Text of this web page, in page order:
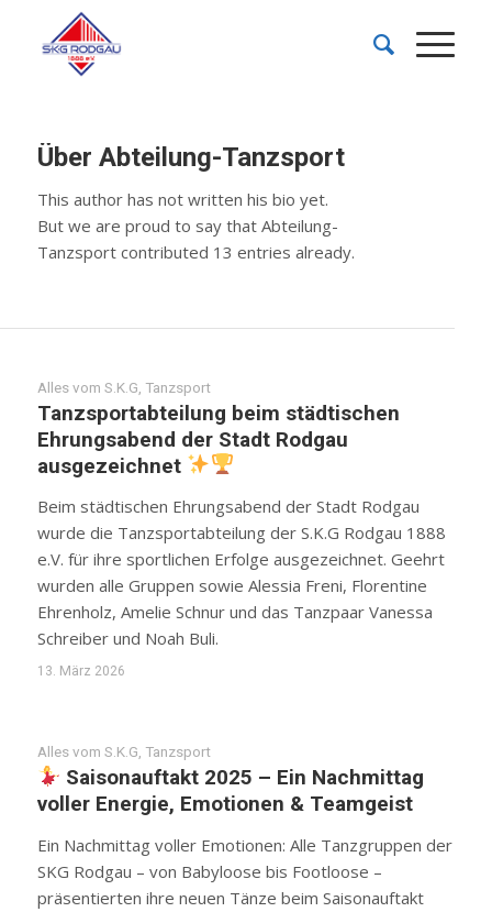
Über Abteilung-Tanzsport
This author has not written his bio yet.
But we are proud to say that Abteilung-
Tanzsportcontributed 13 entries already.
Alles vom S.K.G Tanzsport
Tanzsportabteilung beim städtischen
Ehrungsabend der Stadt Rodgau
ausgezeichnet
Beim städtischen Ehrungsabend der Stadt Rodgau
wurde die Tanzsportabteilung der S.K.G Rodgau 1888
e.V. für ihre sportlichen Erfolge ausgezeichnet. Geehrt
wurden alle Gruppen sowie Alessia Freni, Florentine
Ehrenholz, Amelie Schnur und das Tanzpaar Vanessa
Schreiber und Noah Buli.
13. März 2026
Alles vom S.K.G Tanzsport
Saisonauftakt 2025 – Ein Nachmittag
voller Energie, Emotionen & Teamgeist
Ein Nachmittag voller Emotionen: Alle Tanzgruppen der
SKG Rodgau – von Babyloose bis Footloose –
präsentierten ihre neuen Tänze beim Saisonauftakt